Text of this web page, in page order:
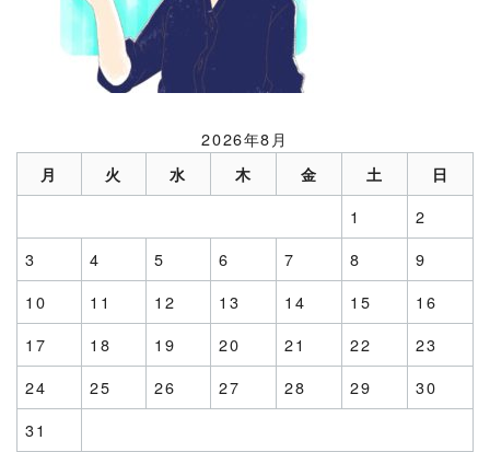
2026年8月
月 火 水 木 金 土 日
1
2
3
4 5 6 7 8
9
10
11 12 13 14 15
16
17
18 19 20 21 22
23
24
25 26 27 28 29
30
31